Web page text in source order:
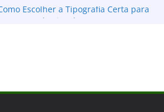
Escolher a Tipografia Certa para
O Guia Definitivo para Montar, Publicar
e Conectar
Apps: Desvendando as Diferenças e o